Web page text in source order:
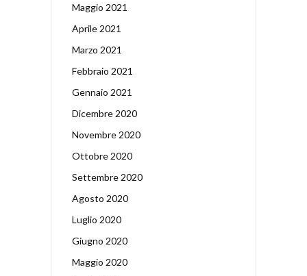
Maggio 2021
Aprile 2021
Marzo 2021
Febbraio 2021
Gennaio 2021
Dicembre 2020
Novembre 2020
Ottobre 2020
Settembre 2020
Agosto 2020
Luglio 2020
Giugno 2020
Maggio 2020